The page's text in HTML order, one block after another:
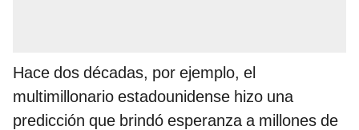
Hace dos décadas, por ejemplo, el
multimillonario estadounidense hizo una
predicción que brindó esperanza a millones de